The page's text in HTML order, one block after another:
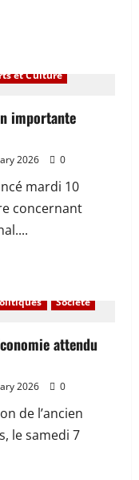
et Culture
importante
2026 0
mardi 10
concernant
Société
attendu
2026 0
de l’ancien
le samedi 7